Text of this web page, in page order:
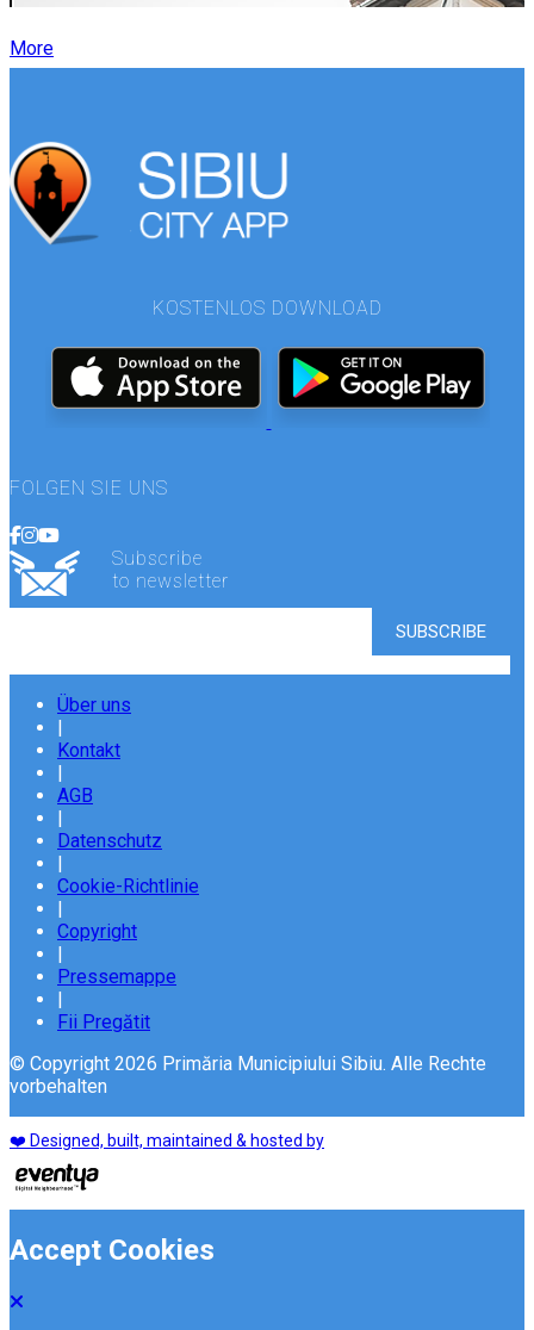
More
KOSTENLOS DOWNLOAD
FOLGEN SIE UNS
Subscribe
to newsletter
Über uns
|
Kontakt
|
AGB
|
Datenschutz
|
Cookie-Richtlinie
|
Copyright
|
Pressemappe
|
Fii Pregătit
© Copyright 2026 Primăria Municipiului Sibiu. Alle Rechte
vorbehalten
❤️ Designed, built, maintained & hosted by
Accept Cookies